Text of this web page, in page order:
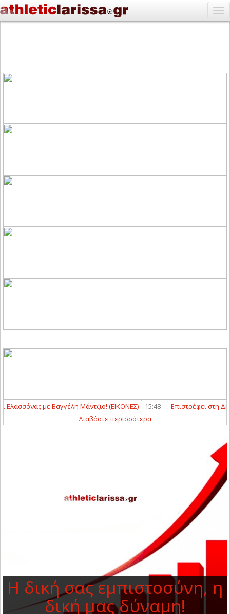
με Βαγγέλη Μάντζιο! (ΕΙΚΟΝΕΣ) 15:48 - Επιστρέφει στη
Διαβάστε περισσότερα
Η δική σας εμπιστοσύνη, η
δική μας δύναμη!